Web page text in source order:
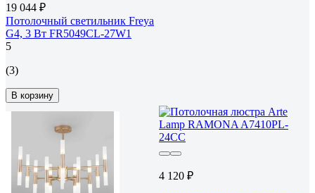
19 044 ₽
Потолочный светильник Freya
G4, 3 Вт FR5049CL-27W1
5
(3)
В корзину
4 120 ₽